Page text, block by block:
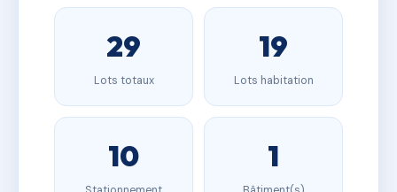
29
Lots totaux
19
Lots habitation
10 1